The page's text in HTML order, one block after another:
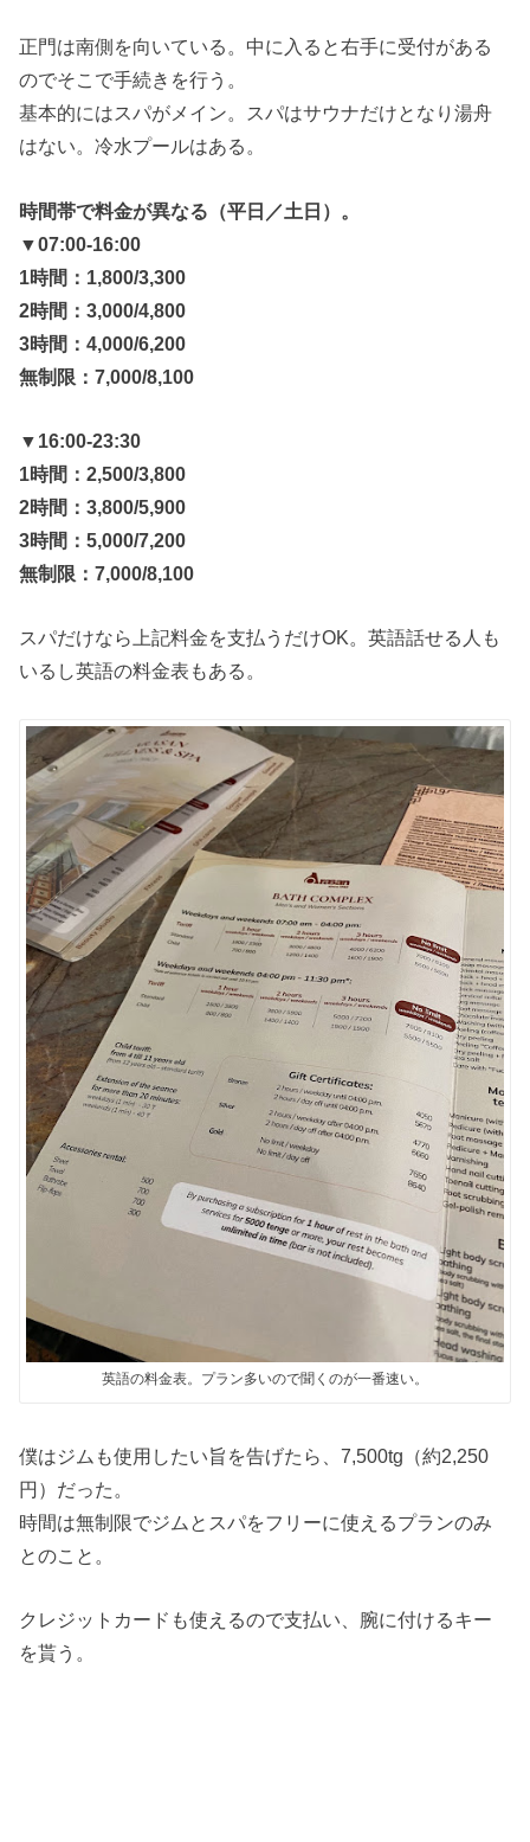
正門は南側を向いている。中に入ると右手に受付がある
のでそこで手続きを行う。
基本的にはスパがメイン。スパはサウナだけとなり湯舟
はない。冷水プールはある。
時間帯で料金が異なる（平日／土日）。
▼07:00-16:00
1時間：1,800/3,300
2時間：3,000/4,800
3時間：4,000/6,200
無制限：7,000/8,100
▼16:00-23:30
1時間：2,500/3,800
2時間：3,800/5,900
3時間：5,000/7,200
無制限：7,000/8,100
スパだけなら上記料金を支払うだけOK。英語話せる人も
いるし英語の料金表もある。
英語の料金表。プラン多いので聞くのが一番速い。
僕はジムも使用したい旨を告げたら、7,500tg（約2,250
円）だった。
時間は無制限でジムとスパをフリーに使えるプランのみ
とのこと。
クレジットカードも使えるので支払い、腕に付けるキー
を貰う。